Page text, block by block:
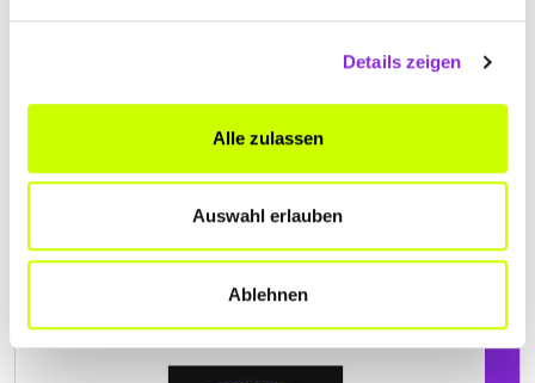
Details zeigen
Alle zulassen
Auswahl erlauben
Ablehnen
AUTO HEINZELMANN E.K.
+497455938000
www.auto-heinzelmann.de